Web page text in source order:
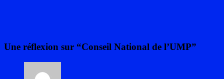
Une réflexion sur “Conseil National de l’UMP”